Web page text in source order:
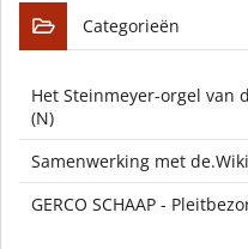
Categorieën
Het Steinmeyer-orgel van
(N)
Samenwerking met
GERCO SCHAAP -